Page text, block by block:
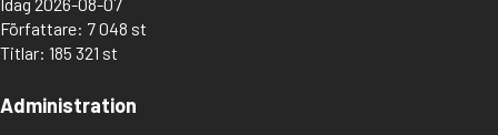
Författare: 7 048 st
Titlar: 185 321 st
Administration